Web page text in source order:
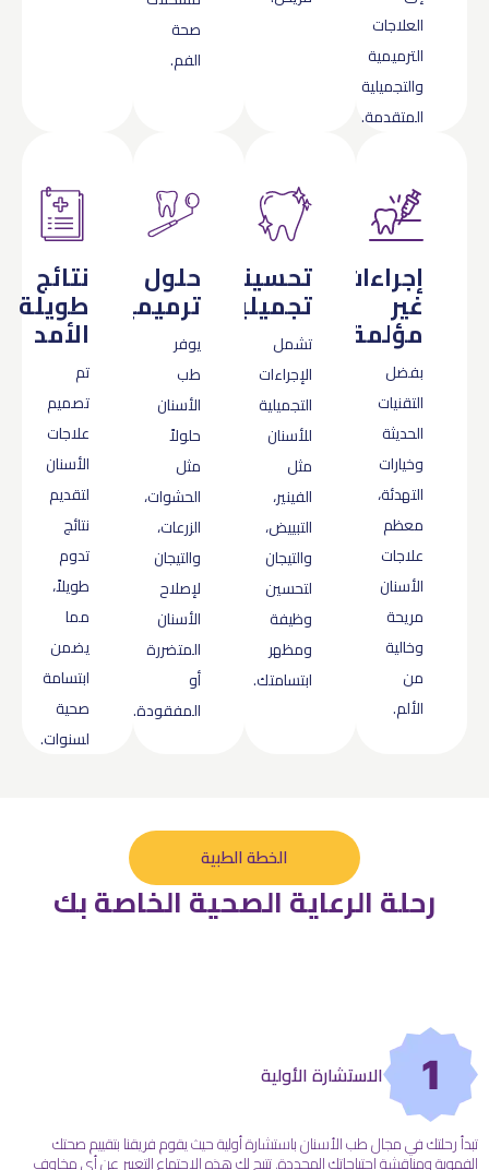
العلاجات
الترميمية
والتجميلية
المتقدمة.
إجراءات
مؤلمة
بفضل
التقنيات
الحديثة
وخيارات
التهدئة،
معظم
علاجات
الأسنان
مريحة
وخالية
تحسينات
تجميلية
تشمل
الإجراءات
التجميلية
للأسنان
الفينير،
التبييض،
والتيجان
لتحسين
وظيفة
ومظهر
ابتسامتك.
حلول
ترميمية
الأسنان
الحشوات،
الزرعات،
والتيجان
لإصلاح
الأسنان
المتضررة
المفقودة.
نتائج
طويلة
الأمد
تصميم
علاجات
الأسنان
لتقديم
طويلاً،
يضمن
ابتسامة
لسنوات.
الخطة الطبية
رحلة الرعاية الصحية الخاصة بك
1 الاستشارة الأولية
في مجال طب الأسنان باستشارة أولية حيث يقوم فريقنا بتقييم صحتك
ومناقشة احتياجاتك المحددة. تتيح لك هذه الاجتماع التعبير عن أي مخاوف